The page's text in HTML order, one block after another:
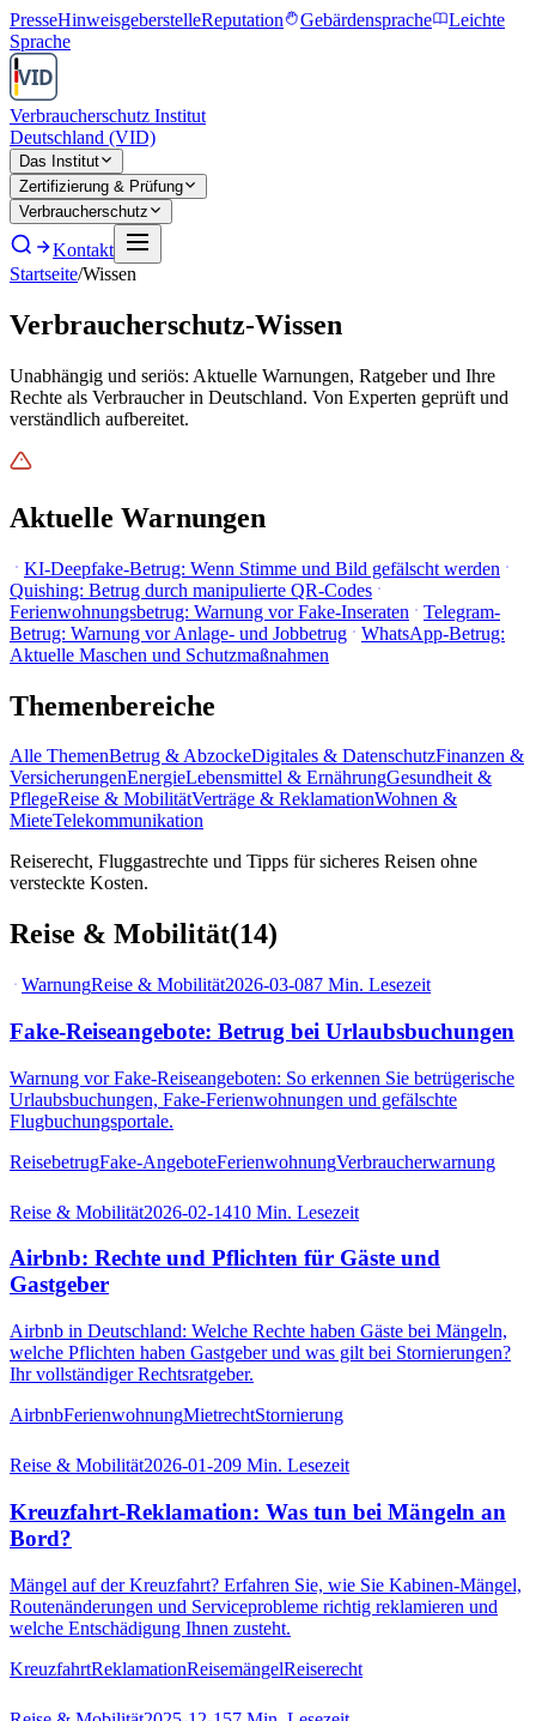
PresseHinweisgeberstelleReputation Gebärdensprache
Leichte
Sprache
Verbraucherschutz Institut
Deutschland (VID)
Das Institut
Zertifizierung & Prüfung
Verbraucherschutz
Kontakt
Startseite/Wissen
Verbraucherschutz-Wissen
Unabhängig und seriös: Aktuelle Warnungen, Ratgeber und Ihre
Rechte als Verbraucher in Deutschland. Von Experten geprüft und
verständlich aufbereitet.
Aktuelle Warnungen
KI-Deepfake-Betrug: Wenn Stimme und Bild gefälscht werden
Quishing: Betrug durch manipulierte QR-Codes
Ferienwohnungsbetrug: Warnung vor Fake-Inseraten
Telegram-
Betrug: Warnung vor Anlage- und Jobbetrug
WhatsApp-Betrug:
Aktuelle Maschen und Schutzmaßnahmen
Themenbereiche
Alle ThemenBetrug & AbzockeDigitales & DatenschutzFinanzen &
VersicherungenEnergieLebensmittel & ErnährungGesundheit &
PflegeReise & MobilitätVerträge & ReklamationWohnen &
MieteTelekommunikation
Reiserecht, Fluggastrechte und Tipps für sicheres Reisen ohne
versteckte Kosten.
Reise & Mobilität(14)
WarnungReise & Mobilität2026-03-087 Min. Lesezeit
Fake-Reiseangebote: Betrug bei Urlaubsbuchungen
Warnung vor Fake-Reiseangeboten: So erkennen Sie betrügerische
Urlaubsbuchungen, Fake-Ferienwohnungen und gefälschte
Flugbuchungsportale.
ReisebetrugFake-AngeboteFerienwohnungVerbraucherwarnung
Reise & Mobilität2026-02-1410 Min. Lesezeit
Airbnb: Rechte und Pflichten für Gäste und
Gastgeber
Airbnb in Deutschland: Welche Rechte haben Gäste bei Mängeln,
welche Pflichten haben Gastgeber und was gilt bei Stornierungen?
Ihr vollständiger Rechtsratgeber.
AirbnbFerienwohnungMietrechtStornierung
Reise & Mobilität2026-01-209 Min. Lesezeit
Kreuzfahrt-Reklamation: Was tun bei Mängeln an
Bord?
Mängel auf der Kreuzfahrt? Erfahren Sie, wie Sie Kabinen-Mängel,
Routenänderungen und Serviceprobleme richtig reklamieren und
welche Entschädigung Ihnen zusteht.
KreuzfahrtReklamationReisemängelReiserecht